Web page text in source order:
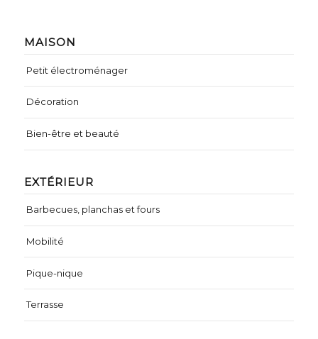
MAISON
Petit électroménager
Décoration
Bien-être et beauté
EXTÉRIEUR
Barbecues, planchas et fours
Mobilité
Pique-nique
Terrasse